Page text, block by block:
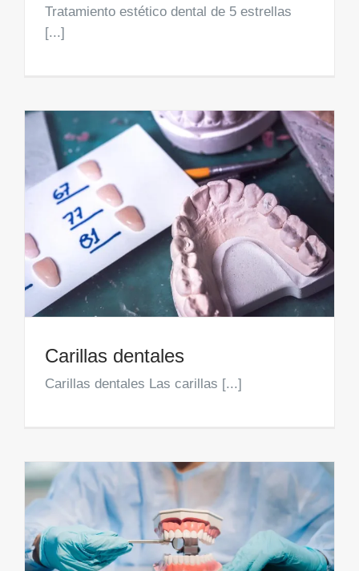
Tratamiento estético dental de 5 estrellas
[...]
Carillas dentales
Carillas dentales Las carillas [...]